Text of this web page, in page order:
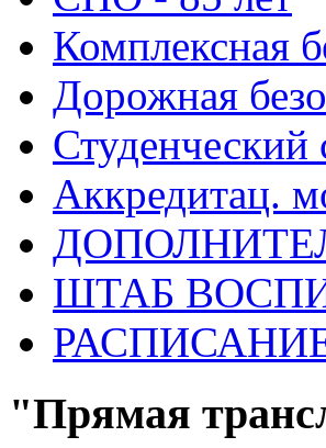
Комплексная
Дорожная
Аккредитац.
ШТАБ
"Прямая